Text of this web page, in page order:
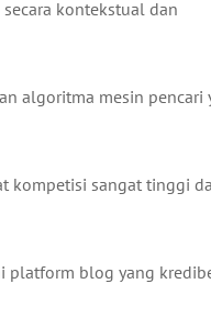
kontekstual dan
algoritma mesin pencari
kompetisi sangat tinggi
platform blog yang